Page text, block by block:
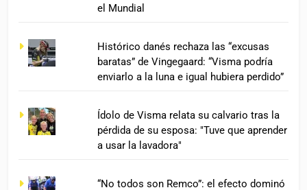
el Mundial
Histórico danés rechaza las “excusas
baratas” de Vingegaard: “Visma podría
enviarlo a la luna e igual hubiera perdido”
Ídolo de Visma relata su calvario tras la
pérdida de su esposa: "Tuve que aprender
a usar la lavadora"
“No todos son Remco”: el efecto dominó